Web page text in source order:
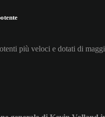
più veloci e dotati di